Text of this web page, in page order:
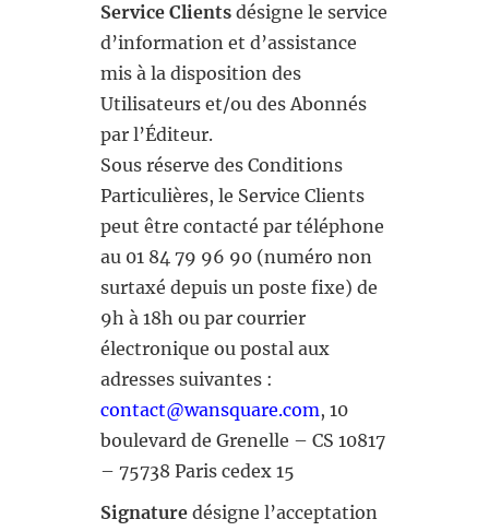
Service Clients désigne le service
d’information et d’assistance
mis à la disposition des
Utilisateurs et/ou des Abonnés
par l’Éditeur.
Sous réserve des Conditions
Particulières, le Service Clients
peut être contacté par téléphone
au 01 84 79 96 90 (numéro non
surtaxé depuis un poste fixe) de
9h à 18h ou par courrier
électronique ou postal aux
adresses suivantes :
contact@wansquare.com, 10
boulevard de Grenelle – CS 10817
– 75738 Paris cedex 15
Signature désigne l’acceptation